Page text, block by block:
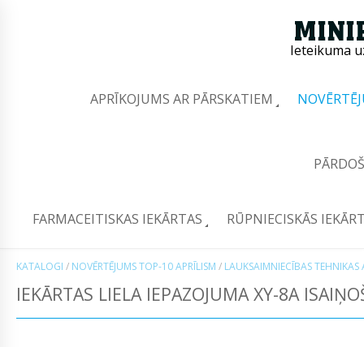
Ieteikuma
APRĪKOJUMS AR PĀRSKATIEM
FARMACEITISKAS IEKĀRTAS RŪPNIECISKĀS
KATALOGI / NOVĒRTĒJUMS TOP-10 APRĪLISM / LAUKSAIMNIECĪBAS
IEKĀRTAS LIELA IEPAZOJUMA XY-8A